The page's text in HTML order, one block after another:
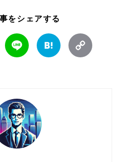
をシェアする
Facebook Line Hatena